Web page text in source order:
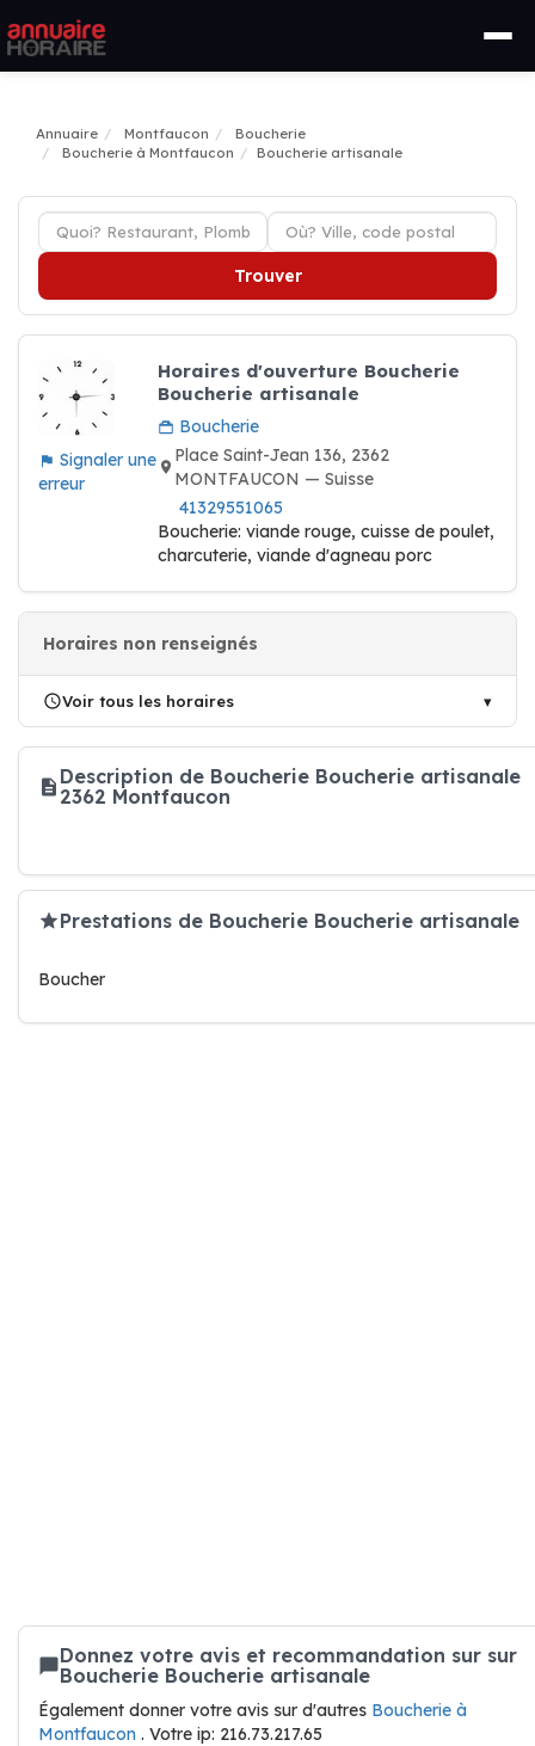
Annuaire Montfaucon
Boucherie
Boucherie à Montfaucon
Boucherie artisanale
Trouver
Signaler une
erreur
Horaires d'ouverture Boucherie
Boucherie artisanale
Boucherie
Place Saint-Jean 136, 2362
MONTFAUCON — Suisse
41329551065
Boucherie: viande rouge, cuisse de poulet,
charcuterie, viande d'agneau porc
Horaires non renseignés
Voir tous les horaires
Description de Boucherie Boucherie artisanale
2362 Montfaucon
Prestations de Boucherie Boucherie artisanale
Boucher
Donnez votre avis et recommandation sur sur
Boucherie Boucherie artisanale
Également donner votre avis sur d'autres Boucherie à
Montfaucon . Votre ip: 216.73.217.65